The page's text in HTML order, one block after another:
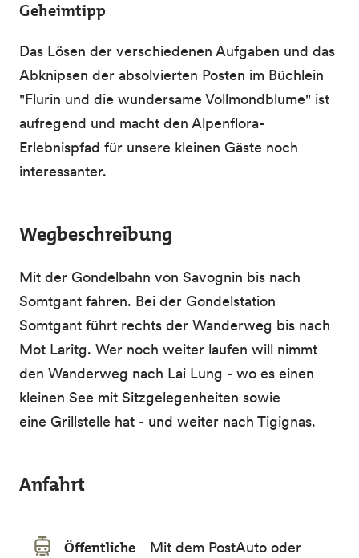
Geheimtipp
Das Lösen der verschiedenen Aufgaben und das
Abknipsen der absolvierten Posten im Büchlein
"Flurin und die wundersame Vollmondblume" ist
aufregend und macht den Alpenflora-
Erlebnispfad für unsere kleinen Gäste noch
interessanter.
Wegbeschreibung
Mit der Gondelbahn von Savognin bis nach
Somtgant fahren. Bei der Gondelstation
Somtgant führt rechts der Wanderweg bis nach
Mot Laritg. Wer noch weiter laufen will nimmt
den Wanderweg nach Lai Lung - wo es einen
kleinen See mit Sitzgelegenheiten sowie
eine Grillstelle hat - und weiter nach Tigignas.
Anfahrt
Öffentliche
Mit dem PostAuto oder